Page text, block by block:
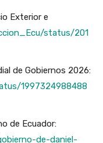
Exterior e
status/201
de Gobiernos 2026:
1997324988488
de Ecuador:
de-daniel-